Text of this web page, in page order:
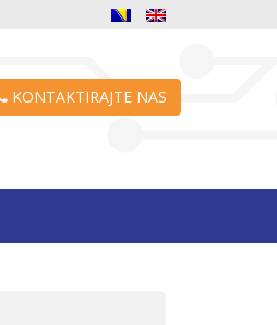
KONTAKTIRAJTE NAS